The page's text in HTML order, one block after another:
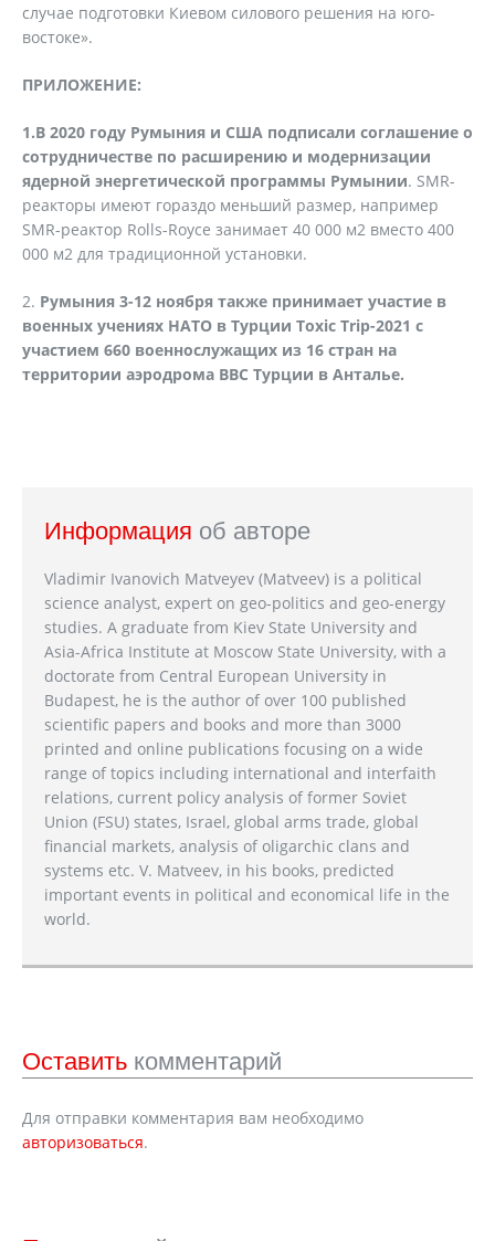
случае подготовки Киевом силового решения на юго-
востоке».
ПРИЛОЖЕНИЕ:
1.В 2020 году Румыния и США подписали соглашение о
сотрудничестве по расширению и модернизации
ядерной энергетической программы Румынии. SMR-
реакторы имеют гораздо меньший размер, например
SMR-реактор Rolls-Royce занимает 40 000 м2 вместо 400
000 м2 для традиционной установки.
2. Румыния 3-12 ноября также принимает участие в
военных учениях НАТО в Турции Toxic Trip-2021 с
участием 660 военнослужащих из 16 стран на
территории аэродрома ВВС Турции в Анталье.
Информация об авторе
Vladimir Ivanovich Matveyev (Matveev) is a political
science analyst, expert on geo-politics and geo-energy
studies. A graduate from Kiev State University and
Asia-Africa Institute at Moscow State University, with a
doctorate from Central European University in
Budapest, he is the author of over 100 published
scientific papers and books and more than 3000
printed and online publications focusing on a wide
range of topics including international and interfaith
relations, current policy analysis of former Soviet
Union (FSU) states, Israel, global arms trade, global
financial markets, analysis of oligarchic clans and
systems etc. V. Matveev, in his books, predicted
important events in political and economical life in the
world.
Оставить комментарий
Для отправки комментария вам необходимо
авторизоваться.